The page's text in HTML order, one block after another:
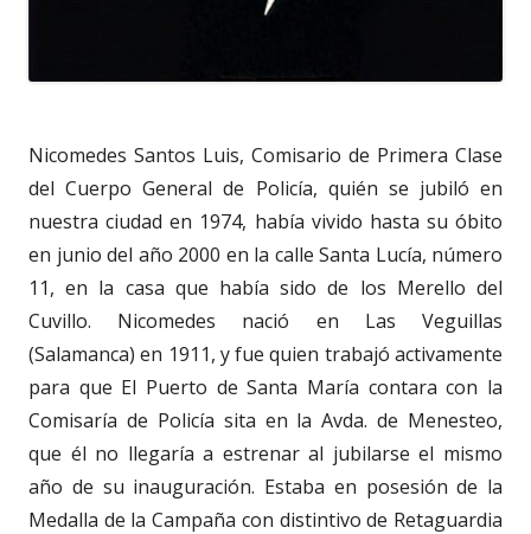
Nicomedes Santos Luis, Comisario de Primera Clase
del Cuerpo General de Policía, quién se jubiló en
nuestra ciudad en 1974, había vivido hasta su óbito
en junio del año 2000 en la calle Santa Lucía, número
11, en la casa que había sido de los Merello del
Cuvillo. Nicomedes nació en Las Veguillas
(Salamanca) en 1911, y fue quien trabajó activamente
para que El Puerto de Santa María contara con la
Comisaría de Policía sita en la Avda. de Menesteo,
que él no llegaría a estrenar al jubilarse el mismo
año de su inauguración. Estaba en posesión de la
Medalla de la Campaña con distintivo de Retaguardia